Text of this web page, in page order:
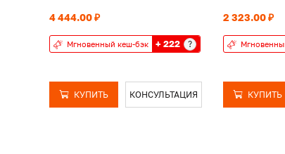
4 444.00 ₽
Мгновенный кеш-бэк + 222 ?
КУПИТЬ КОНСУЛЬТАЦИЯ
2 323.00 ₽
КУПИТЬ